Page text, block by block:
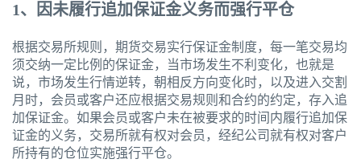
1、因未履行追加保证金义务而强行平仓
根据交易所规则，期货交易实行保证金制度，每一笔交易均
须交纳一定比例的保证金，当市场发生不利变化，也就是
说，市场发生行情逆转，朝相反方向变化时，以及进入交割
月时，会员或客户还应根据交易规则和合约的约定，存入追
加保证金。如果会员或客户未在被要求的时间内履行追加保
证金的义务，交易所就有权对会员，经纪公司就有权对客户
所持有的仓位实施强行平仓。